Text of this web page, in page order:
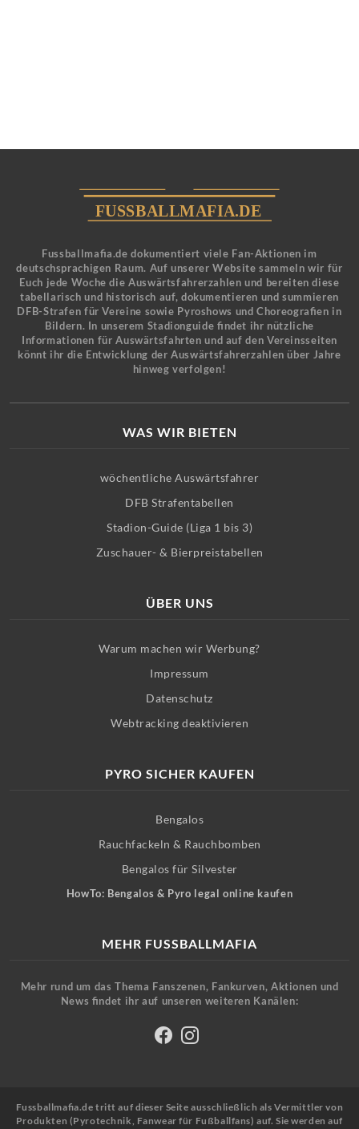
Fussballmafia.de dokumentiert viele Fan-Aktionen im
deutschsprachigen Raum. Auf unserer Website sammeln wir für
Euch jede Woche die Auswärtsfahrerzahlen und bereiten diese
tabellarisch und historisch auf, dokumentieren und summieren
DFB-Strafen für Vereine sowie Pyroshows und Choreografien in
Bildern. In unserem Stadionguide findet ihr nützliche
Informationen für Auswärtsfahrten und auf den Vereinsseiten
könnt ihr die Entwicklung der Auswärtsfahrerzahlen über Jahre
hinweg verfolgen!
WAS WIR BIETEN
wöchentliche Auswärtsfahrer
DFB Strafentabellen
Stadion-Guide (Liga 1 bis 3)
Zuschauer- & Bierpreistabellen
ÜBER UNS
Warum machen wir Werbung?
Impressum
Datenschutz
Webtracking deaktivieren
PYRO SICHER KAUFEN
Bengalos
Rauchfackeln & Rauchbomben
Bengalos für Silvester
HowTo: Bengalos & Pyro legal online kaufen
MEHR FUSSBALLMAFIA
Mehr rund um das Thema Fanszenen, Fankurven, Aktionen und
News findet ihr auf unseren weiteren Kanälen:
Fussballmafia.de tritt auf dieser Seite ausschließlich als Vermittler von
Produkten (Pyrotechnik, Fanwear für Fußballfans) auf. Sie werden auf